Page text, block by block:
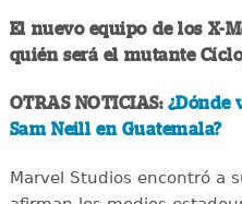
El nuevo equipo de los X-
quién será el mutante
OTRAS NOTICIAS:¿Dónde
Sam Neill en Guatemala?
Marvel Studios encontró a